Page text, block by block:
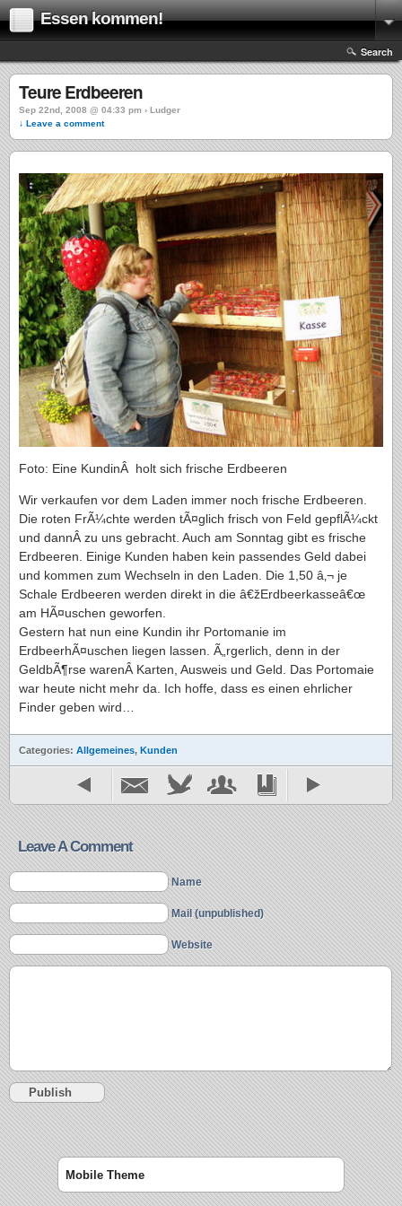
Essen kommen!
Search
Teure Erdbeeren
Sep 22nd, 2008 @ 04:33 pm › Ludger
↓ Leave a comment
Foto: Eine KundinÂ holt sich frische Erdbeeren
Wir verkaufen vor dem Laden immer noch frische Erdbeeren.
Die roten FrÃ¼chte werden tÃ¤glich frisch von Feld gepflÃ¼ckt
und dannÂ zu uns gebracht. Auch am Sonntag gibt es frische
Erdbeeren. Einige Kunden haben kein passendes Geld dabei
und kommen zum Wechseln in den Laden. Die 1,50 â‚¬ je
Schale Erdbeeren werden direkt in die â€žErdbeerkasseâ€œ
am HÃ¤uschen geworfen.
Gestern hat nun eine Kundin ihr Portomanie im
ErdbeerhÃ¤uschen liegen lassen. Ã„rgerlich, denn in der
GeldbÃ¶rse warenÂ Karten, Ausweis und Geld. Das Portomaie
war heute nicht mehr da. Ich hoffe, dass es einen ehrlicher
Finder geben wird…
Categories: Allgemeines, Kunden
Leave A Comment
Name
Mail (unpublished)
Website
Mobile Theme